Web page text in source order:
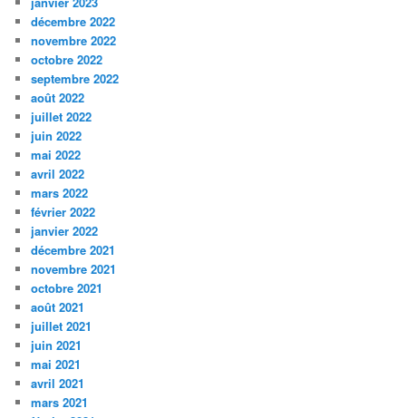
décembre 2022
novembre 2022
octobre 2022
septembre 2022
août 2022
juillet 2022
juin 2022
mai 2022
avril 2022
mars 2022
février 2022
janvier 2022
décembre 2021
novembre 2021
octobre 2021
août 2021
juillet 2021
juin 2021
mai 2021
avril 2021
mars 2021